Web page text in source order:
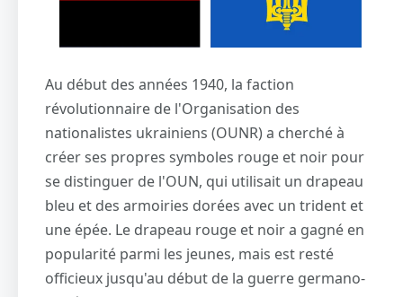
Au début des années 1940, la faction
révolutionnaire de l'Organisation des
nationalistes ukrainiens (OUNR) a cherché à
créer ses propres symboles rouge et noir pour
se distinguer de l'OUN, qui utilisait un drapeau
bleu et des armoiries dorées avec un trident et
une épée. Le drapeau rouge et noir a gagné en
popularité parmi les jeunes, mais est resté
officieux jusqu'au début de la guerre germano-